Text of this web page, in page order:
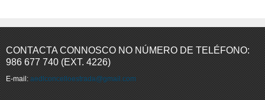
CONTACTA CONNOSCO NO NÚMERO DE TELÉFONO:
986 677 740 (EXT. 4226)
E-mail: aedlconcelloestrada@gmail.com